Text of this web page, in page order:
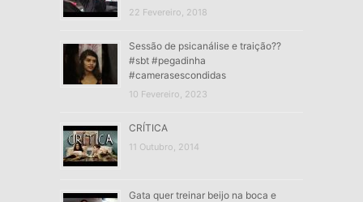
22 Fevereiro, 2018
Sessão de psicanálise e traição??
#sbt #pegadinha
#camerasescondidas
10 Fevereiro, 2023
CRÍTICA
11 Outubro, 2014
Gata quer treinar beijo na boca e